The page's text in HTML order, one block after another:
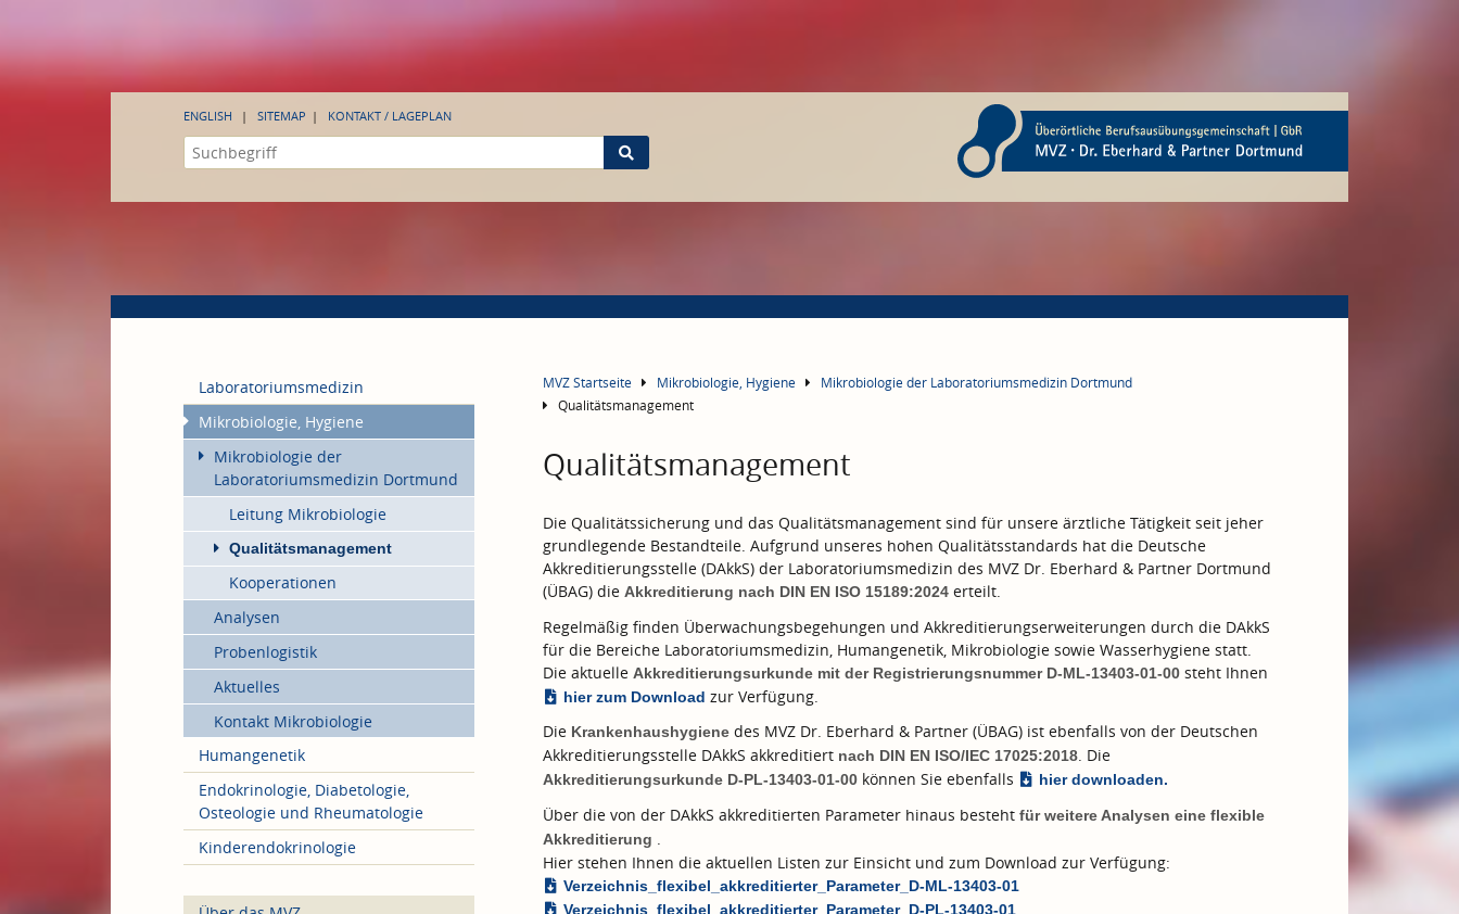
ENGLISH SITEMAP KONTAKT / LAGEPLAN
Laboratoriumsmedizin
Mikrobiologie, Hygiene
Mikrobiologie der
Laboratoriumsmedizin Dortmund
Leitung Mikrobiologie
Qualitätsmanagement
Kooperationen
Analysen
Probenlogistik
Aktuelles
Kontakt Mikrobiologie
Humangenetik
Endokrinologie, Diabetologie,
Osteologie und Rheumatologie
Kinderendokrinologie
MVZ Startseite Mikrobiologie, Hygiene
Mikrobiologie der Laboratoriumsmedizin Dortmund
Qualitätsmanagement
Qualitätsmanagement
Die Qualitätssicherung und das Qualitätsmanagement sind für unsere ärztliche Tätigkeit seit jeher
grundlegende Bestandteile. Aufgrund unseres hohen Qualitätsstandards hat die Deutsche
Akkreditierungsstelle (DAkkS) der Laboratoriumsmedizin des MVZ Dr. Eberhard & Partner Dortmund
(ÜBAG) die Akkreditierung nach DIN EN ISO 15189:2024erteilt.
Regelmäßig finden Überwachungsbegehungen und Akkreditierungserweiterungen durch die DAkkS
für die Bereiche Laboratoriumsmedizin, Humangenetik, Mikrobiologie sowie Wasserhygiene statt.
Die aktuelle Akkreditierungsurkunde mit der Registrierungsnummer D-ML-13403-01-00steht Ihnen
hier zum Download zur Verfügung.
Die Krankenhaushygienedes MVZ Dr. Eberhard & Partner (ÜBAG) ist ebenfalls von der Deutschen
Akkreditierungsstelle DAkkS akkreditiert nach DIN EN ISO/IEC 17025:2018. Die
Akkreditierungsurkunde D-PL-13403-01-00können Sie ebenfalls hier downloaden.
Über die von der DAkkS akkreditierten Parameter hinaus besteht für weitere Analysen eine flexible
Akkreditierung
Hier stehen Ihnen die aktuellen Listen zur Einsicht und zum Download zur Verfügung:
Verzeichnis_flexibel_akkreditierter_Parameter_D-ML-13403-01
Verzeichnis_flexibel_akkreditierter_Parameter_D-PL-13403-01